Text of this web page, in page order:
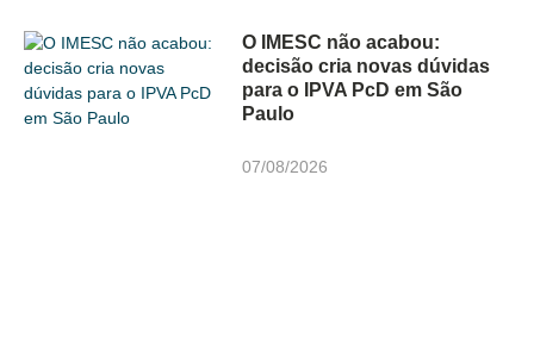
O IMESC não acabou:
decisão cria novas dúvidas
para o IPVA PcD em São
Paulo
07/08/2026